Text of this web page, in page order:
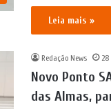
Leia mais »
Redação News
Novo Ponto
das Almas,